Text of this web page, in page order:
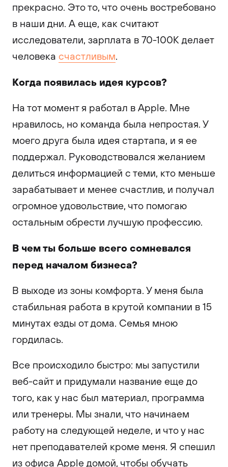
прекрасно. Это то, что очень востребовано
в наши дни. А еще, как считают
исследователи, зарплата в 70-100К делает
человека счастливым.
Когда появилась идея курсов?
На тот момент я работал в Apple. Мне
нравилось, но команда была непростая. У
моего друга была идея стартапа, и я ее
поддержал. Руководствовался желанием
делиться информацией с теми, кто меньше
зарабатывает и менее счастлив, и получал
огромное удовольствие, что помогаю
остальным обрести лучшую профессию.
В чем ты больше всего сомневался
перед началом бизнеса?
В выходе из зоны комфорта. У меня была
стабильная работа в крутой компании в 15
минутах езды от дома. Семья мною
гордилась.
Все происходило быстро: мы запустили
веб-сайт и придумали название еще до
того, как у нас был материал, программа
или тренеры. Мы знали, что начинаем
работу на следующей неделе, и что у нас
нет преподавателей кроме меня. Я спешил
из офиса Apple домой, чтобы обучать